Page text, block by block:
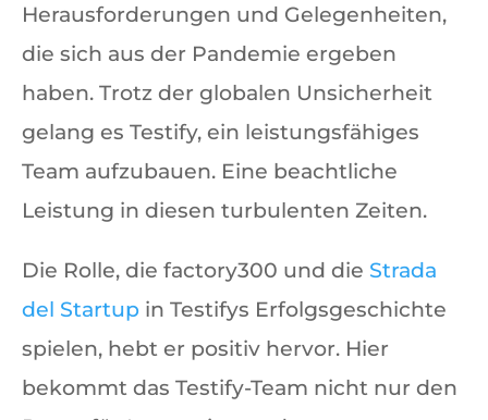
Herausforderungen und Gelegenheiten,
die sich aus der Pandemie ergeben
haben. Trotz der globalen Unsicherheit
gelang es Testify, ein leistungsfähiges
Team aufzubauen. Eine beachtliche
Leistung in diesen turbulenten Zeiten.
Die Rolle, die factory300 und die Strada
del Startup in Testifys Erfolgsgeschichte
spielen, hebt er positiv hervor. Hier
bekommt das Testify-Team nicht nur den